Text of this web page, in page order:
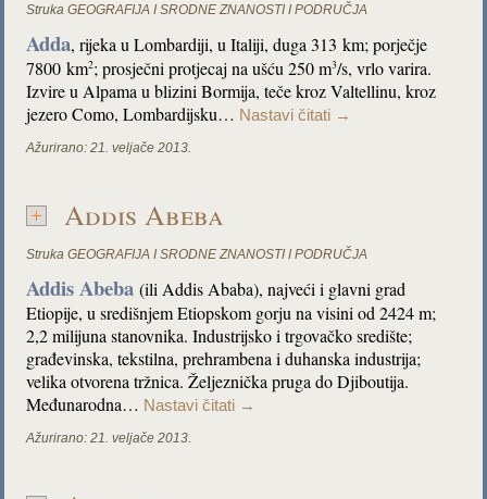
Struka GEOGRAFIJA I SRODNE ZNANOSTI I PODRUČJA
Adda, rijeka u Lombardiji, u Italiji, duga 313 km; porječje
7800 km2; prosječni protjecaj na ušću 250 m3/s, vrlo varira.
Izvire u Alpama u blizini Bormija, teče kroz Valtellinu, kroz
jezero Como, Lombardijsku… Nastavi čitati →
Ažurirano: 21. veljače 2013.
Addis Abeba
Struka GEOGRAFIJA I SRODNE ZNANOSTI I PODRUČJA
Addis Abeba(ili Addis Ababa), najveći i glavni grad
Etiopije, u središnjem Etiopskom gorju na visini od 2424 m;
2,2 milijuna stanovnika. Industrijsko i trgovačko središte;
građevinska, tekstilna, prehrambena i duhanska industrija;
velika otvorena tržnica. Željeznička pruga do Djiboutija.
Međunarodna… Nastavi čitati →
Ažurirano: 21. veljače 2013.